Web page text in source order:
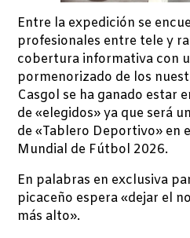
Entre la expedición se
profesionales entre tele y
cobertura informativa con
pormenorizado de los
Casgol se ha ganado estar
de «elegidos» ya que será
de «Tablero Deportivo» en
Mundial de Fútbol 2026.
En palabras en exclusiva
picaceño espera «dejar el
más alto».